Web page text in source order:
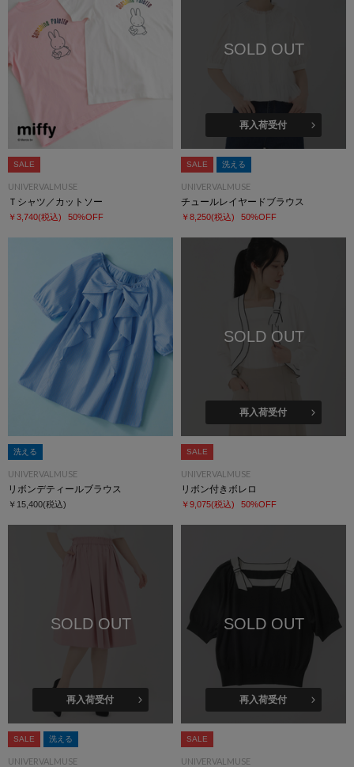
SALE
UNIVERVALMUSE
Ｔシャツ／カットソー
￥3,740(税込) 50%OFF
SOLD OUT
再入荷受付
SALE 洗える
UNIVERVALMUSE
チュールレイヤードブラウス
￥8,250(税込) 50%OFF
洗える
UNIVERVALMUSE
リボンデティールブラウス
￥15,400(税込)
SOLD OUT
再入荷受付
SALE
UNIVERVALMUSE
リボン付きボレロ
￥9,075(税込) 50%OFF
SOLD OUT
再入荷受付
SALE 洗える
UNIVERVALMUSE
SOLD OUT
再入荷受付
SALE
UNIVERVALMUSE